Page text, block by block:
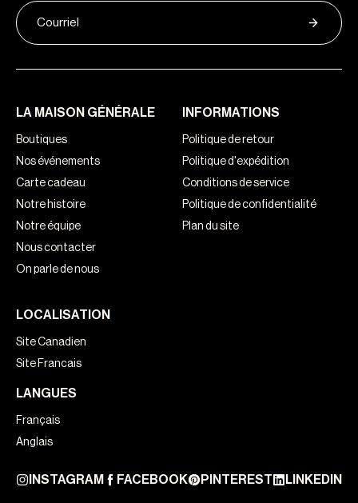
LA MAISON GÉNÉRALE
Boutiques
Nos événements
Carte cadeau
Notre histoire
Notre équipe
Nous contacter
On parle de nous
INFORMATIONS
Politique de retour
Politique d'expédition
Conditions de service
Politique de confidentialité
Plan du site
LOCALISATION
Site Canadien
Site Francais
LANGUES
Français
Anglais
INSTAGRAM FACEBOOK PINTEREST LINKEDIN